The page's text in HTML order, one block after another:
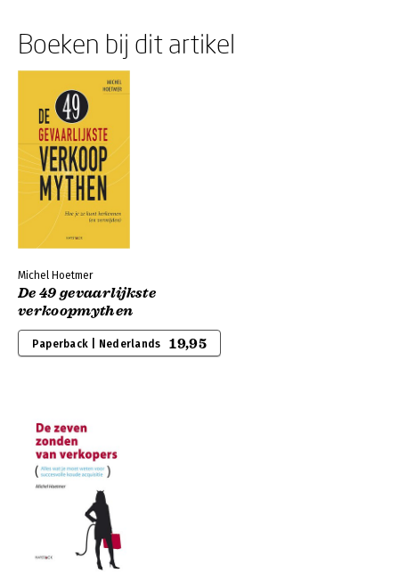
Boeken bij dit artikel
Michel Hoetmer
De 49 gevaarlijkste
verkoopmythen
Paperback | Nederlands 19,95